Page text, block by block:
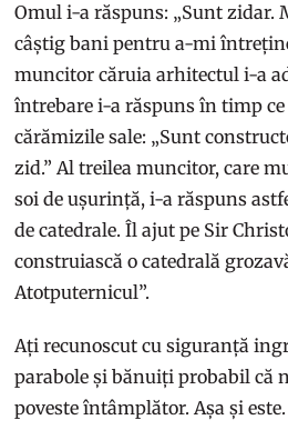
Omul i-a răspuns: „Sunt zidar.
câștig bani pentru a-mi
muncitor căruia arhitectul i-a
întrebare i-a răspuns în timp ce
cărămizile sale: „Sunt
zid.” Al treilea muncitor, care
soi de ușurință, i-a răspuns
de catedrale. Îl ajut pe Sir
construiască o catedrală
Atotputernicul”.
Ați recunoscut cu siguranță
parabole și bănuiți probabil că
poveste întâmplător. Așa și